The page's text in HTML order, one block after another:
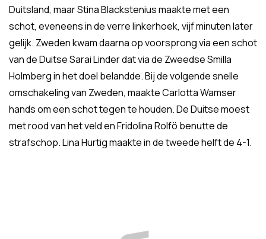
Duitsland, maar Stina Blackstenius maakte met een
schot, eveneens in de verre linkerhoek, vijf minuten later
gelijk. Zweden kwam daarna op voorsprong via een schot
van de Duitse Sarai Linder dat via de Zweedse Smilla
Holmberg in het doel belandde. Bij de volgende snelle
omschakeling van Zweden, maakte Carlotta Wamser
hands om een schot tegen te houden. De Duitse moest
met rood van het veld en Fridolina Rolfö benutte de
strafschop. Lina Hurtig maakte in de tweede helft de 4-1.